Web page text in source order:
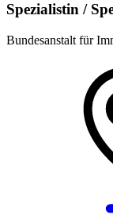
Spezialistin /
Bundesanstalt für